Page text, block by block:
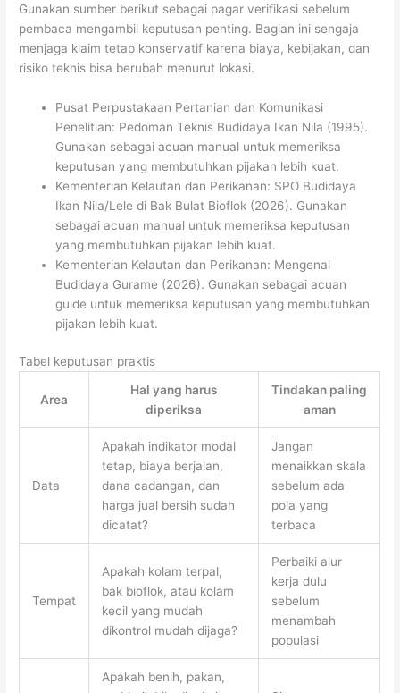
Gunakan sumber berikut sebagai pagar verifikasi sebelum
pembaca mengambil keputusan penting. Bagian ini sengaja
menjaga klaim tetap konservatif karena biaya, kebijakan, dan
risiko teknis bisa berubah menurut lokasi.
Pusat Perpustakaan Pertanian dan Komunikasi
Penelitian: Pedoman Teknis Budidaya Ikan Nila (1995).
Gunakan sebagai acuan manual untuk memeriksa
keputusan yang membutuhkan pijakan lebih kuat.
Kementerian Kelautan dan Perikanan: SPO Budidaya
Ikan Nila/Lele di Bak Bulat Bioflok (2026). Gunakan
sebagai acuan manual untuk memeriksa keputusan
yang membutuhkan pijakan lebih kuat.
Kementerian Kelautan dan Perikanan: Mengenal
Budidaya Gurame (2026). Gunakan sebagai acuan
guide untuk memeriksa keputusan yang membutuhkan
pijakan lebih kuat.
Tabel keputusan praktis
Area
Hal yang harus
diperiksa
Tindakan paling
aman
Data
Apakah indikator modal
tetap, biaya berjalan,
dana cadangan, dan
harga jual bersih sudah
dicatat?
Jangan
menaikkan skala
sebelum ada
pola yang
terbaca
Tempat
Apakah kolam terpal,
bak bioflok, atau kolam
kecil yang mudah
dikontrol mudah dijaga?
Perbaiki alur
kerja dulu
sebelum
menambah
populasi
Apakah benih, pakan,